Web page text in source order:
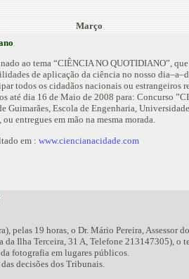
Março
ao tema “CIÊNCIA NO QUOTIDIANO”,
de aplicação da ciência no nosso
todos os cidadãos nacionais ou estrangeiros
até dia 16 de Maio de 2008 para: Concurso
Guimarães, Escola de Engenharia,
entregues em mão na mesma morada.
em : www.ciencianacidade.com
pelas 19 horas, o Dr. Mário Pereira, Assessor
da Ilha Terceira, 31 A, Telefone 213147305), o
fotografia em lugares públicos.
decisões dos Tribunais.